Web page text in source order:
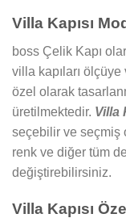
Villa Kapısı
boss Çelik Kapı
villa kapıları
özel olarak
üretilmektedir. Villa
seçebilir ve seçmiş
renk ve diğer tüm
değiştirebilirsiniz.
Villa Kapısı